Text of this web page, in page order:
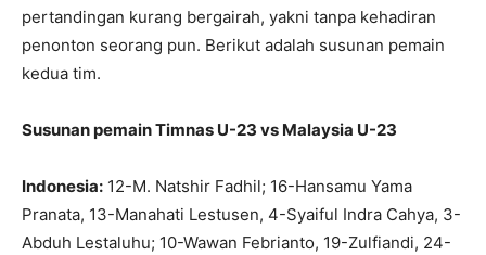
pertandingan kurang bergairah, yakni tanpa kehadiran
penonton seorang pun. Berikut adalah susunan pemain
kedua tim.
Susunan pemain Timnas U-23 vs Malaysia U-23
Indonesia: 12-M. Natshir Fadhil; 16-Hansamu Yama
Pranata, 13-Manahati Lestusen, 4-Syaiful Indra Cahya, 3-
Abduh Lestaluhu; 10-Wawan Febrianto, 19-Zulfiandi, 24-